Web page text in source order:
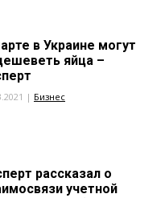
в Украине могут
яйца –
| Бизнес
рассказал о
учетной